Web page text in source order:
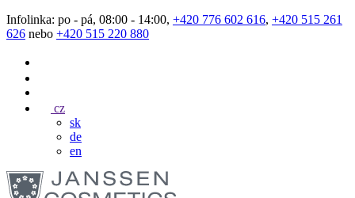
Infolinka: po - pá, 08:00 - 14:00, +420 776 602 616, +420 515 261
626 nebo +420 515 220 880
cz
sk
de
en